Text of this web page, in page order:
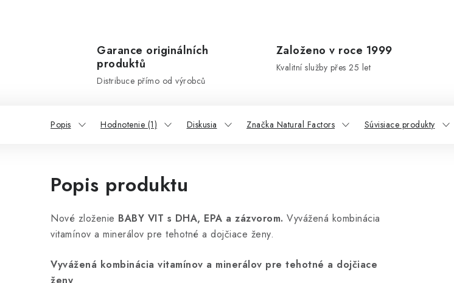
Garance originálních
produktů
Distribuce přímo od výrobců
Založeno v roce 1999
Kvalitní služby přes 25 let
Popis Hodnotenie (1) Diskusia Značka Natural Factors Súvisiace produkty
Popis produktu
Nové zloženie BABY VIT s DHA, EPA a zázvorom. Vyvážená kombinácia
vitamínov a minerálov pre tehotné a dojčiace ženy.
Vyvážená kombinácia vitamínov a minerálov pre tehotné a dojčiace